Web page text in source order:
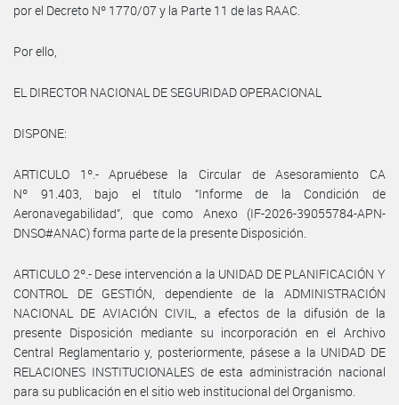
por el Decreto Nº 1770/07 y la Parte 11 de las RAAC.
Por ello,
EL DIRECTOR NACIONAL DE SEGURIDAD OPERACIONAL
DISPONE:
ARTICULO 1º.- Apruébese la Circular de Asesoramiento CA
Nº 91.403, bajo el título “Informe de la Condición de
Aeronavegabilidad”, que como Anexo (IF-2026-39055784-APN-
DNSO#ANAC) forma parte de la presente Disposición.
ARTICULO 2º.- Dese intervención a la UNIDAD DE PLANIFICACIÓN Y
CONTROL DE GESTIÓN, dependiente de la ADMINISTRACIÓN
NACIONAL DE AVIACIÓN CIVIL, a efectos de la difusión de la
presente Disposición mediante su incorporación en el Archivo
Central Reglamentario y, posteriormente, pásese a la UNIDAD DE
RELACIONES INSTITUCIONALES de esta administración nacional
para su publicación en el sitio web institucional del Organismo.